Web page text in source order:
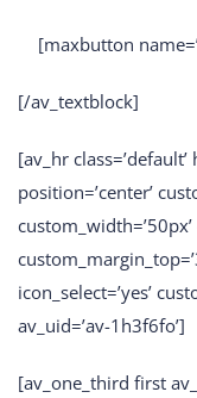
[maxbutton
[/av_textblock]
[av_hr class=’default’
position=’center’
icon_select=’yes’
av_uid=’av-1h3f6fo’]
[av_one_third first